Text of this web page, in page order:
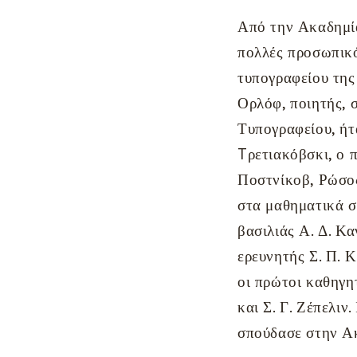
Από την
πολλές
τυπογραφείου
Ορλόφ, ποιητής,
Τυπογραφείου,
Tρετιακόβσκι, ο
Ποστνίκοβ,
στα μαθηματικά
βασιλιάς Α. Δ.
ερευνητής Σ. Π.
οι πρώτοι
και Σ. Γ.
σπούδασε στην